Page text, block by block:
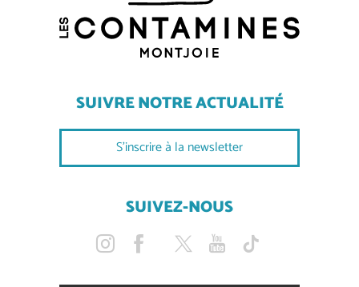
SUIVRE NOTRE ACTUALITÉ
S'inscrire à la newsletter
SUIVEZ-NOUS